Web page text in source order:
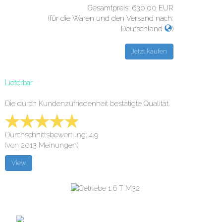
Gesamtpreis: 630.00 EUR
(für die Waren und den Versand nach:
Deutschland
)
Lieferbar
Die durch Kundenzufriedenheit bestätigte Qualität.
Durchschnittsbewertung: 4.9
(von 2013 Meinungen)